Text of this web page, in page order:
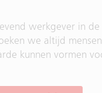
werkgever in de
we altijd
kunnen vormen